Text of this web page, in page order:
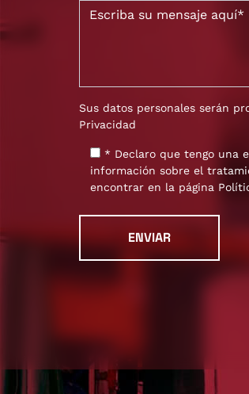
Sus datos personales serán
Privacidad
* Declaro que tengo una
información sobre el
encontrar en la página